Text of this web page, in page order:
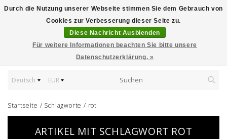
Deutsch EUR
Startseite / Schlagworte / rot
ARTIKEL MIT SCHLAGWORT ROT
Durch die Nutzung unserer Webseite stimmen Sie dem Gebrauch von
Cookies zur Verbesserung dieser Seite zu.
Diese Nachricht Ausblenden
Für weitere Informationen beachten Sie bitte unsere
Datenschutzerklärung. »